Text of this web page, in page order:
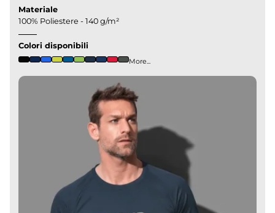
Materiale
100% Poliestere - 140 g/m²
Colori disponibili
More...